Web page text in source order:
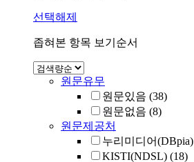
선택해제
좁혀본 항목 보기순서
원문유무
원문있음 (38)
원문없음 (8)
원문제공처
누리미디어(DBpia)
KISTI(NDSL) (18)